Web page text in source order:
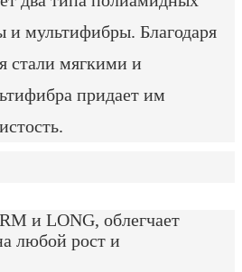
мультифибры. Благодаря
стали мягкими и
придает им
и LONG, облегчает
любой рост и